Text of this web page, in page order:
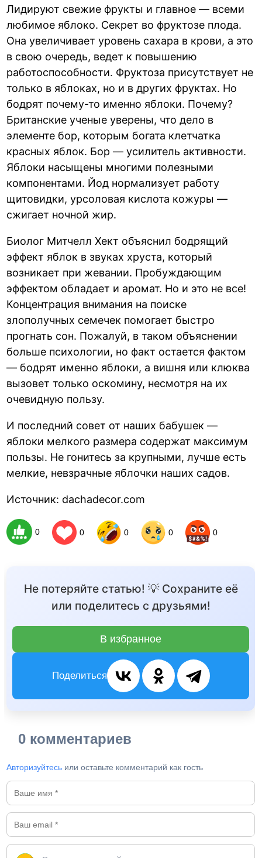
Лидируют свежие фрукты и главное — всеми
любимое яблоко. Секрет во фруктозе плода.
Она увеличивает уровень сахара в крови, а это
в свою очередь, ведет к повышению
работоспособности. Фруктоза присутствует не
только в яблоках, но и в других фруктах. Но
бодрят почему-то именно яблоки. Почему?
Британские ученые уверены, что дело в
элементе бор, которым богата клетчатка
красных яблок. Бор — усилитель активности.
Яблоки насыщены многими полезными
компонентами. Йод нормализует работу
щитовидки, урсоловая кислота кожуры —
сжигает ночной жир.
Биолог Митчелл Хект объяснил бодрящий
эффект яблок в звуках хруста, который
возникает при жевании. Пробуждающим
эффектом обладает и аромат. Но и это не все!
Концентрация внимания на поиске
злополучных семечек помогает быстро
прогнать сон. Пожалуй, в таком объяснении
больше психологии, но факт остается фактом
— бодрят именно яблоки, а вишня или клюква
вызовет только оскомину, несмотря на их
очевидную пользу.
И последний совет от наших бабушек —
яблоки мелкого размера содержат максимум
пользы. Не гонитесь за крупными, лучше есть
мелкие, невзрачные яблочки наших садов.
Источник: dachadecor.com
0 0 0 0 0
Не потеряйте статью! 💡 Сохраните её
или поделитесь с друзьями!
В избранное
Поделиться
0 комментариев
Авторизуйтесь или оставьте комментарий как гость